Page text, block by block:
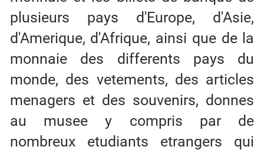
plusieurs pays d'Europe, d'Asie,
d'Amerique, d'Afrique, ainsi que de la
monnaie des differents pays du
monde, des vetements, des articles
menagers et des souvenirs, donnes
au musee y compris par de
nombreux etudiants etrangers qui